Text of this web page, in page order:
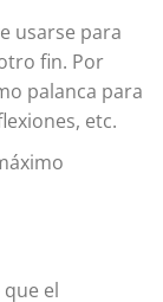
usarse para
fin. Por
palanca para
etc.
el